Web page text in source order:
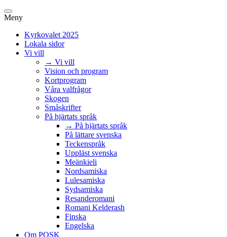
Meny
Kyrkovalet 2025
Lokala sidor
Vi vill
→ Vi vill
Vision och program
Kortprogram
Våra valfrågor
Skogen
Småskrifter
På hjärtats språk
→ På hjärtats språk
På lättare svenska
Teckenspråk
Uppläst svenska
Meänkieli
Nordsamiska
Lulesamiska
Sydsamiska
Resanderomani
Romani Kelderash
Finska
Engelska
Om POSK